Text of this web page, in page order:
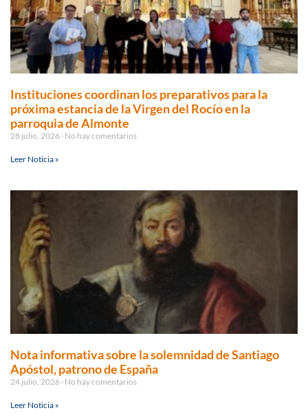
Instituciones coordinan los preparativos para la
próxima estancia de la Virgen del Rocío en la
parroquia de Almonte
28 julio, 2026 No hay comentarios
Leer Noticia »
Nota informativa sobre la solemnidad de Santiago
Apóstol, patrono de España
24 julio, 2026 No hay comentarios
Leer Noticia »